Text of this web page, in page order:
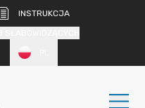
INSTRUKCJA